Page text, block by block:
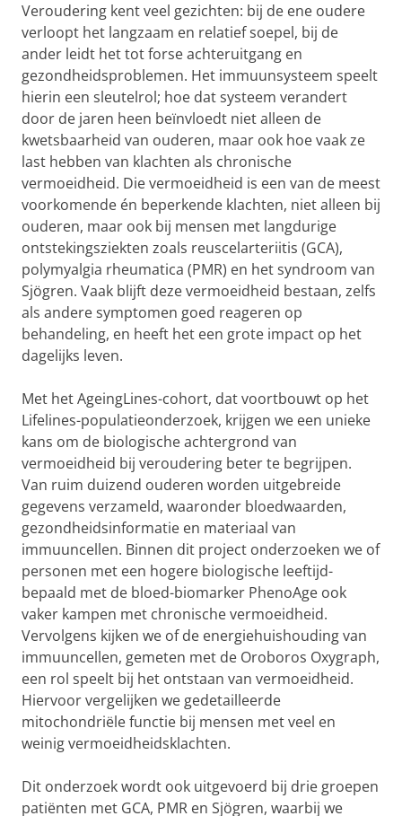
Veroudering kent veel gezichten: bij de ene oudere
verloopt het langzaam en relatief soepel, bij de
ander leidt het tot forse achteruitgang en
gezondheidsproblemen. Het immuunsysteem speelt
hierin een sleutelrol; hoe dat systeem verandert
door de jaren heen beïnvloedt niet alleen de
kwetsbaarheid van ouderen, maar ook hoe vaak ze
last hebben van klachten als chronische
vermoeidheid. Die vermoeidheid is een van de meest
voorkomende én beperkende klachten, niet alleen bij
ouderen, maar ook bij mensen met langdurige
ontstekingsziekten zoals reuscelarteriitis (GCA),
polymyalgia rheumatica (PMR) en het syndroom van
Sjögren. Vaak blijft deze vermoeidheid bestaan, zelfs
als andere symptomen goed reageren op
behandeling, en heeft het een grote impact op het
dagelijks leven.
Met het AgeingLines-cohort, dat voortbouwt op het
Lifelines-populatieonderzoek, krijgen we een unieke
kans om de biologische achtergrond van
vermoeidheid bij veroudering beter te begrijpen.
Van ruim duizend ouderen worden uitgebreide
gegevens verzameld, waaronder bloedwaarden,
gezondheidsinformatie en materiaal van
immuuncellen. Binnen dit project onderzoeken we of
personen met een hogere biologische leeftijd-
bepaald met de bloed-biomarker PhenoAge ook
vaker kampen met chronische vermoeidheid.
Vervolgens kijken we of de energiehuishouding van
immuuncellen, gemeten met de Oroboros Oxygraph,
een rol speelt bij het ontstaan van vermoeidheid.
Hiervoor vergelijken we gedetailleerde
mitochondriële functie bij mensen met veel en
weinig vermoeidheidsklachten.
Dit onderzoek wordt ook uitgevoerd bij drie groepen
patiënten met GCA, PMR en Sjögren, waarbij we